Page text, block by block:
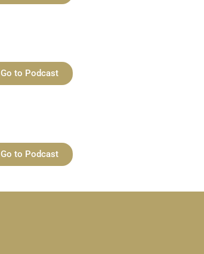
Go to Podcast
Go to Podcast